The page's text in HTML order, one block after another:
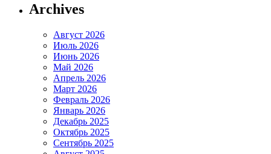
Archives
Август 2026
Июль 2026
Июнь 2026
Май 2026
Апрель 2026
Март 2026
Февраль 2026
Январь 2026
Декабрь 2025
Октябрь 2025
Сентябрь 2025